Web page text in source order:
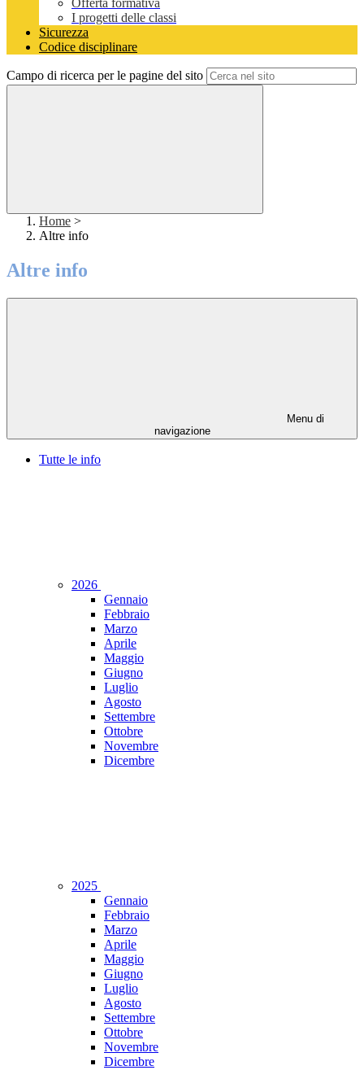
Offerta formativa
I progetti delle classi
Sicurezza
Codice disciplinare
Campo di ricerca per le pagine del sito
Home >
Altre info
Altre info
Menu di
navigazione
Tutte le info
2026
Gennaio
Febbraio
Marzo
Aprile
Maggio
Giugno
Luglio
Agosto
Settembre
Ottobre
Novembre
Dicembre
2025
Gennaio
Febbraio
Marzo
Aprile
Maggio
Giugno
Luglio
Agosto
Settembre
Ottobre
Novembre
Dicembre